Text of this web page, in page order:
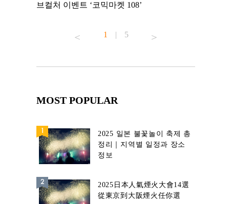
브컬처 이벤트 ‘코믹마켓 108’
1 | 5
MOST POPULAR
2025 일본 불꽃놀이 축제 총
정리｜지역별 일정과 장소
정보
2025日本人氣煙火大會14選
從東京到大阪煙火任你選